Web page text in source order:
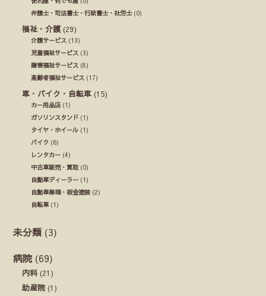
弁護士・司法書士・行政書士・社労士(0)
福祉・介護(29)
介護サービス (13)
児童福祉サービス (3)
障害福祉サービス (8)
高齢者福祉サービス (17)
車・バイク・自転車 (15)
カー用品店 (1)
ガソリンスタンド (1)
タイヤ・ホイール (1)
バイク (6)
レンタカー (4)
中古車販売・買取 (0)
自動車ディーラー (1)
自動車修理・板金塗装 (2)
自転車(1)
未分類 (3)
病院 (69)
内科 (21)
助産院 (1)